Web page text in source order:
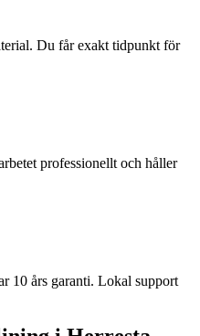
Du får exakt tidpunkt för
professionellt och håller
10 års garanti. Lokal support